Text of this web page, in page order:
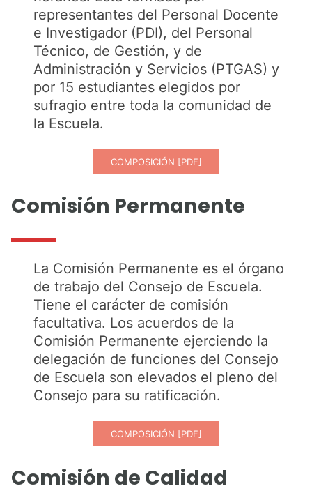
representantes del Personal Docente
e Investigador (PDI), del Personal
Técnico, de Gestión, y de
Administración y Servicios (PTGAS) y
por 15 estudiantes elegidos por
sufragio entre toda la comunidad de
la Escuela.
COMPOSICIÓN [PDF]
Comisión Permanente
La Comisión Permanente es el órgano
de trabajo del Consejo de Escuela.
Tiene el carácter de comisión
facultativa. Los acuerdos de la
Comisión Permanente ejerciendo la
delegación de funciones del Consejo
de Escuela son elevados el pleno del
Consejo para su ratificación.
COMPOSICIÓN [PDF]
Comisión de Calidad